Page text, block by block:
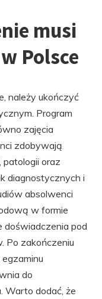
musi
Polsce
należy ukończyć
Program
zajęcia
zdobywają
patologii oraz
diagnostycznych i
absolwenci
w formie
doświadczenia pod
Po zakończeniu
do
Warto dodać, że